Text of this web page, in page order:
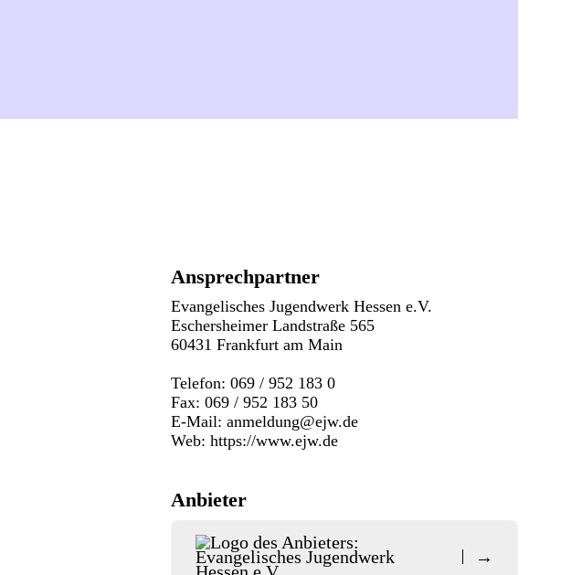
Ansprechpartner
Evangelisches Jugendwerk Hessen e.V.
Eschersheimer Landstraße 565
60431 Frankfurt am Main
Telefon: 069 / 952 183 0
Fax: 069 / 952 183 50
E-Mail:anmeldung@ejw.de
Web:https://www.ejw.de
Anbieter
→